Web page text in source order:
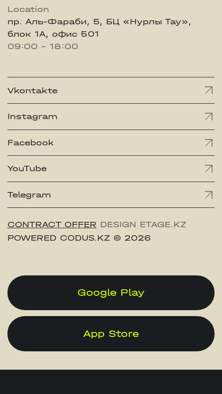
Location
пр. Аль-Фараби, 5, БЦ «Нурлы Тау»,
блок 1А, офис 501
09:00 - 18:00
Vkontakte
Instagram
Facebook
YouTube
Telegram
CONTRACT OFFER DESIGN ETAGE.KZ
POWERED CODUS.KZ © 2026
Google Play
App Store